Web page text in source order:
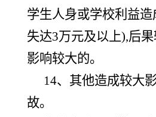
学生人身或学校利益
失达3万元及以上),后
影响较大的。
14、其他造成较大
故。